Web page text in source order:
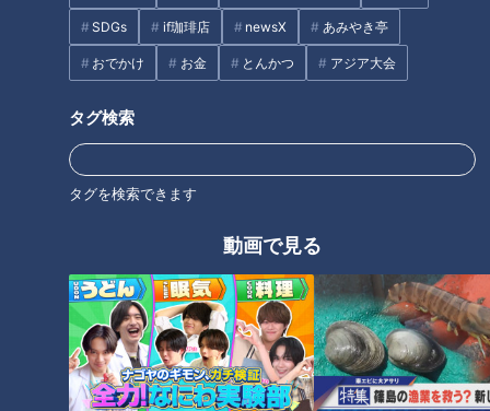
SDGs if珈琲店 newsX あみやき亭
おでかけ お金 とんかつ アジア大会
タグ検索
タグを検索できます
動画で見る
来日した西洋人向けに作られたスリッパだが、次第に、日本人
の暮らしにも受け入れられていった。明治時代に西洋からの文
日本人も増え、畳ではない床の間で、スリッパを履く習慣が根
づいていった。それでも、日本の人たちは土足のままスリッパ
を履くのではなく、靴は玄関で脱いで、素足にスリッパを履い
た。今日に通じる、日本独特のスリッパ文化が誕生した。もと
もと草履や下駄に親しんでいたため、いわゆる「引っかけて履
く」スリッパは日本に溶け込みやすかったのだ。